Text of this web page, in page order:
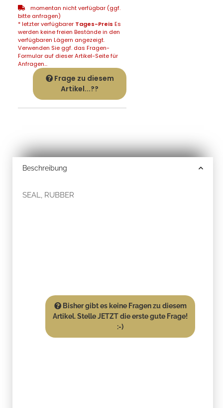
momentan nicht verfügbar (ggf.
bitte anfragen)
* letzter verfügbarer Tages-Preis Es
werden keine freien Bestände in den
verfügbaren Lägern angezeigt.
Verwenden Sie ggf. das Fragen-
Formular auf dieser Artikel-Seite für
Anfragen...
Frage zu diesem
Artikel...??
Beschreibung
SEAL, RUBBER
Bisher gibt es keine Fragen zu diesem
Artikel. Stelle JETZT die erste gute Frage!
:-)